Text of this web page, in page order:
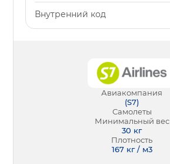
Внутренний код
Авиакомпания
(S7)
Самолеты
Минимальный вес
30 кг
Плотность
167 кг / м3